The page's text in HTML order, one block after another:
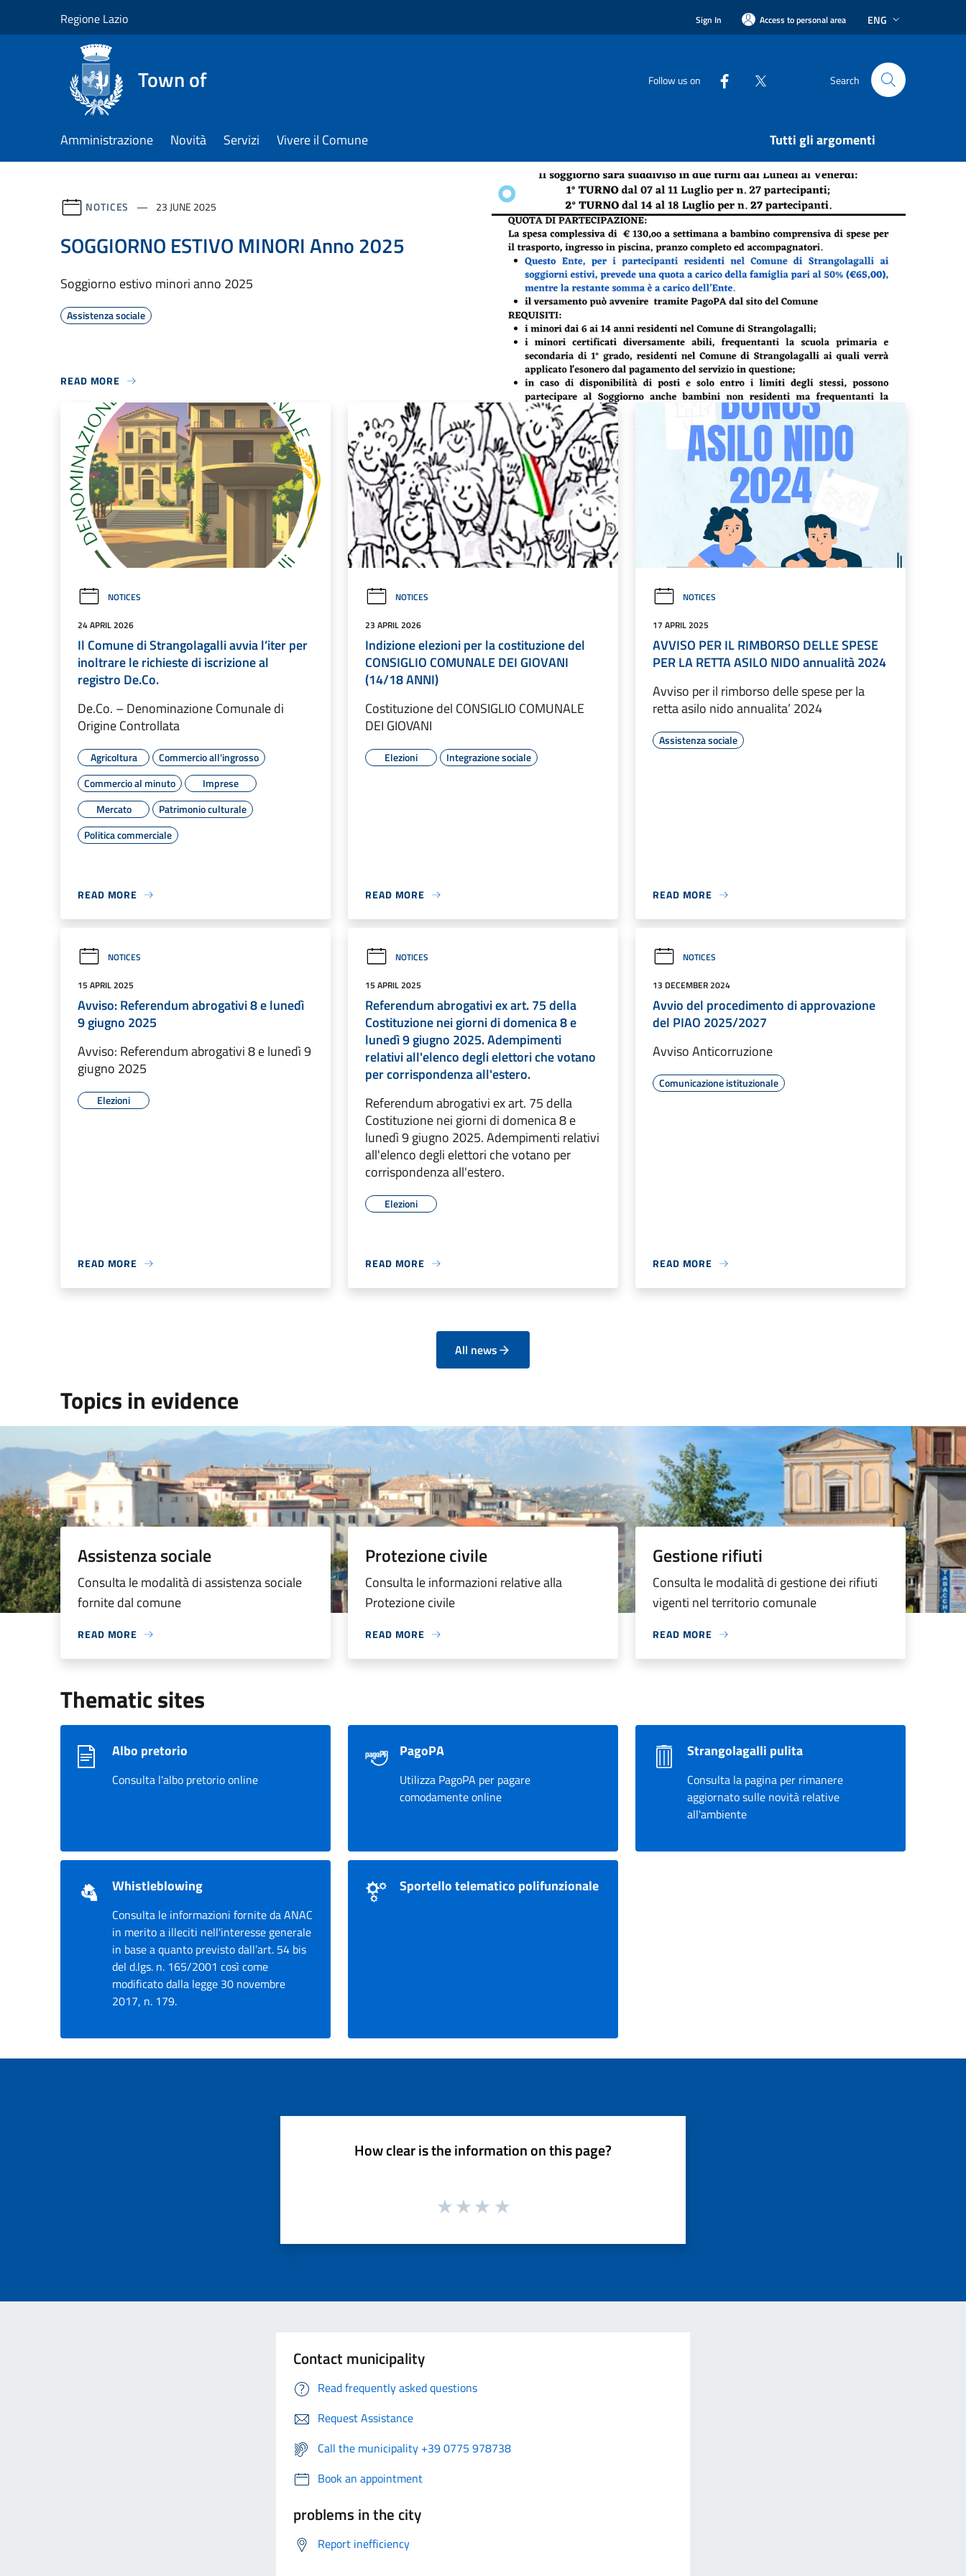
Regione Lazio Sign In Access to personal area ENG
Town of Follow us on Search
Amministrazione Novità Servizi Vivere il Comune Tutti gli argomenti
NOTICES 23 JUNE 2025
SOGGIORNO ESTIVO MINORI Anno 2025
Soggiorno estivo minori anno 2025
Assistenza sociale
READ MORE
NOTICES
24 APRIL 2026
Il Comune di Strangolagalli avvia l’iter per
inoltrare le richieste di iscrizione al
registro De.Co.
De.Co. – Denominazione Comunale di
Origine Controllata
Agricoltura
Commercio all'ingrosso
Commercio al minuto
Imprese
Mercato
Patrimonio culturale
Politica commerciale
READ MORE
NOTICES
23 APRIL 2026
Indizione elezioni per la costituzione del
CONSIGLIO COMUNALE DEI GIOVANI
(14/18 ANNI)
Costituzione del CONSIGLIO COMUNALE
DEI GIOVANI
Elezioni Integrazione sociale
READ MORE
NOTICES
17 APRIL 2025
AVVISO PER IL RIMBORSO DELLE SPESE
PER LA RETTA ASILO NIDO annualità 2024
Avviso per il rimborso delle spese per la
retta asilo nido annualita’ 2024
Assistenza sociale
READ MORE
NOTICES
15 APRIL 2025
Avviso: Referendum abrogativi 8 e lunedì
9 giugno 2025
Avviso: Referendum abrogativi 8 e lunedì 9
giugno 2025
Elezioni
READ MORE
NOTICES
15 APRIL 2025
Referendum abrogativi ex art. 75 della
Costituzione nei giorni di domenica 8 e
lunedì 9 giugno 2025. Adempimenti
relativi all'elenco degli elettori che votano
per corrispondenza all'estero.
Referendum abrogativi ex art. 75 della
Costituzione nei giorni di domenica 8 e
lunedì 9 giugno 2025. Adempimenti relativi
all'elenco degli elettori che votano per
corrispondenza all'estero.
Elezioni
READ MORE
NOTICES
13 DECEMBER 2024
Avvio del procedimento di approvazione
del PIAO 2025/2027
Avviso Anticorruzione
Comunicazione istituzionale
READ MORE
All news
Topics in evidence
Assistenza sociale
Consulta le modalità di assistenza sociale
fornite dal comune
READ MORE
Protezione civile
Consulta le informazioni relative alla
Protezione civile
READ MORE
Gestione rifiuti
Consulta le modalità di gestione dei rifiuti
vigenti nel territorio comunale
READ MORE
Thematic sites
Albo pretorio
Consulta l'albo pretorio online
PagoPA
Utilizza PagoPA per pagare
comodamente online
Strangolagalli pulita
Consulta la pagina per rimanere
aggiornato sulle novità relative
all'ambiente
Whistleblowing
Consulta le informazioni fornite da ANAC
in merito a illeciti nell'interesse generale
in base a quanto previsto dall’art. 54 bis
del d.lgs. n. 165/2001 così come
modificato dalla legge 30 novembre
2017, n. 179.
Sportello telematico polifunzionale
How clear is the information on this page?
Contact municipality
Read frequently asked questions
Request Assistance
Call the municipality +39 0775 978738
Book an appointment
problems in the city
Report inefficiency